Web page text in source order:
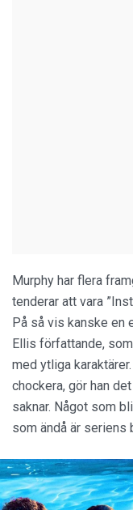
Murphy har flera
tenderar att vara
På så vis kanske en
Ellis författande,
med ytliga
chockera, gör han
saknar. Något som
som ändå är seriens